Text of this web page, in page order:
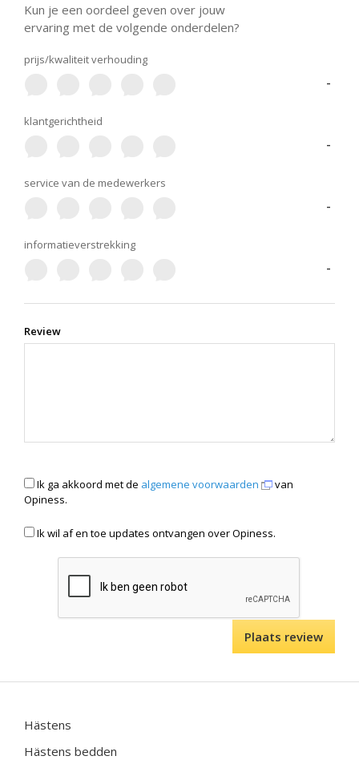
Kun je een oordeel geven over jouw
ervaring met de volgende onderdelen?
prijs/kwaliteit verhouding
-
klantgerichtheid
-
service van de medewerkers
-
informatieverstrekking
-
Review
Ik ga akkoord met de algemene voorwaarden
van
Opiness.
Ik wil af en toe updates ontvangen over Opiness.
Hästens
Hästens bedden